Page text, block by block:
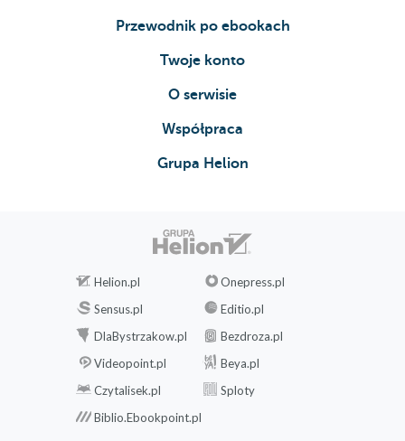
Przewodnik po ebookach
Twoje konto
O serwisie
Współpraca
Grupa Helion
Helion.pl
Onepress.pl
Sensus.pl
Editio.pl
DlaBystrzakow.pl
Bezdroza.pl
Videopoint.pl
Beya.pl
Czytalisek.pl
Sploty
Biblio.Ebookpoint.pl